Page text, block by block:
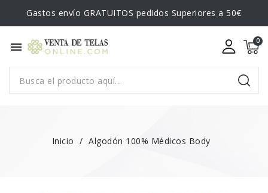
Gastos envío GRATUITOS pedidos Superiores a 50€
menu
Inicio Algodón 100% Médicos Body